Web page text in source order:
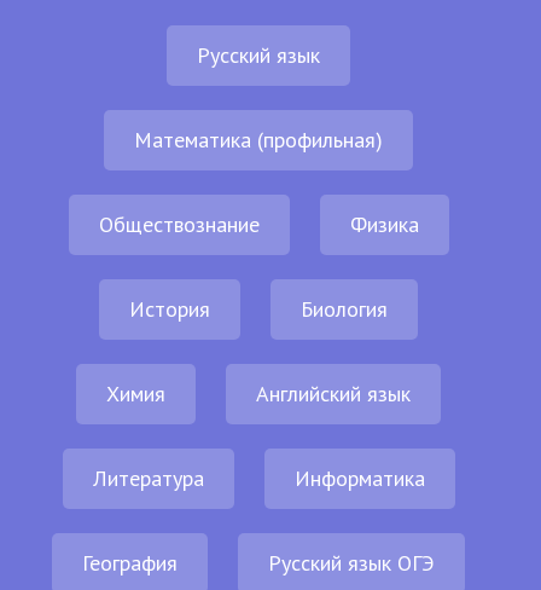
Русский язык
Математика (профильная)
Обществознание Физика
История Биология
Химия Английский язык
Литература Информатика
География Русский язык ОГЭ